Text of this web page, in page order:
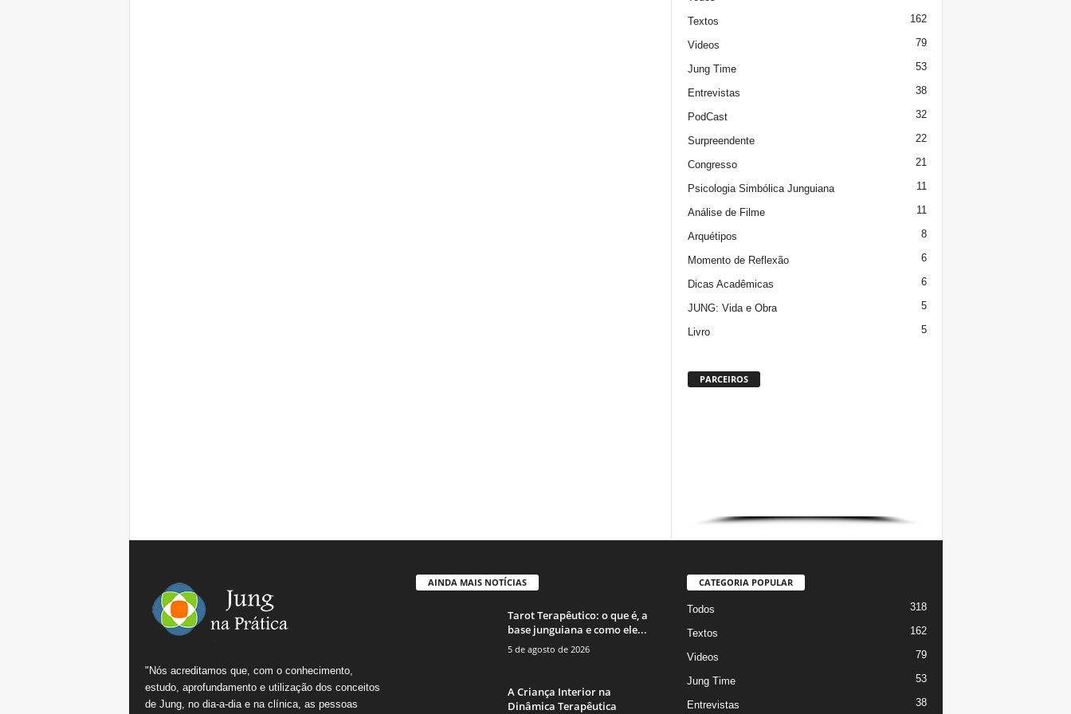
Textos 162
Videos 79
Jung Time 53
Entrevistas 38
PodCast 32
Surpreendente 22
Congresso 21
Psicologia Simbólica Junguiana 11
Análise de Filme 11
Arquétipos 8
Momento de Reflexão 6
Dicas Acadêmicas 6
JUNG: Vida e Obra 5
Livro 5
PARCEIROS
"Nós acreditamos que, com o conhecimento,
estudo, aprofundamento e utilização dos conceitos
de Jung, no dia-a-dia e na clínica, as pessoas
AINDA MAIS NOTÍCIAS
Tarot Terapêutico: o que é, a
base junguiana e como ele...
5 de agosto de 2026
A Criança Interior na
Dinâmica Terapêutica
CATEGORIA POPULAR
Todos 318
Textos 162
Videos 79
Jung Time 53
Entrevistas 38